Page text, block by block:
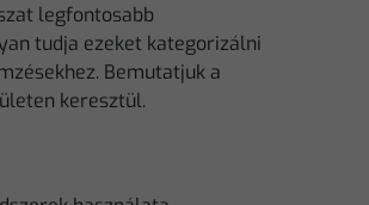
legfontosabb
tudja ezeket kategorizálni
Bemutatjuk a
keresztül.